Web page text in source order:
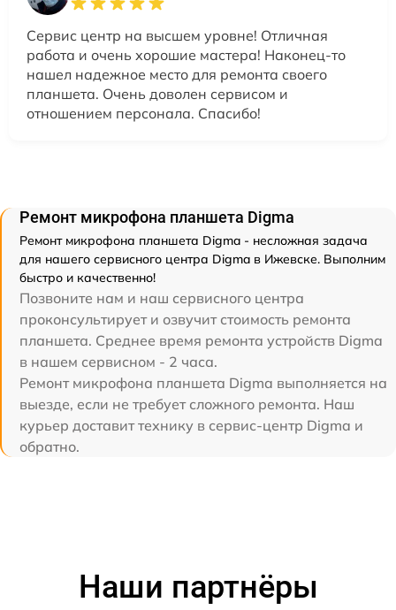
Сервис центр на высшем уровне! Отличная
работа и очень хорошие мастера! Наконец-то
нашел надежное место для ремонта своего
планшета. Очень доволен сервисом и
отношением персонала. Спасибо!
Ремонт микрофона планшета Digma
Ремонт микрофона планшета Digma - несложная задача
для нашего сервисного центра Digma в Ижевске. Выполним
быстро и качественно!
Позвоните нам и наш сервисного центра
проконсультирует и озвучит стоимость ремонта
планшета. Среднее время ремонта устройств Digma
в нашем сервисном - 2 часа.
Ремонт микрофона планшета Digma выполняется на
выезде, если не требует сложного ремонта. Наш
курьер доставит технику в сервис-центр Digma и
обратно.
Наши партнёры